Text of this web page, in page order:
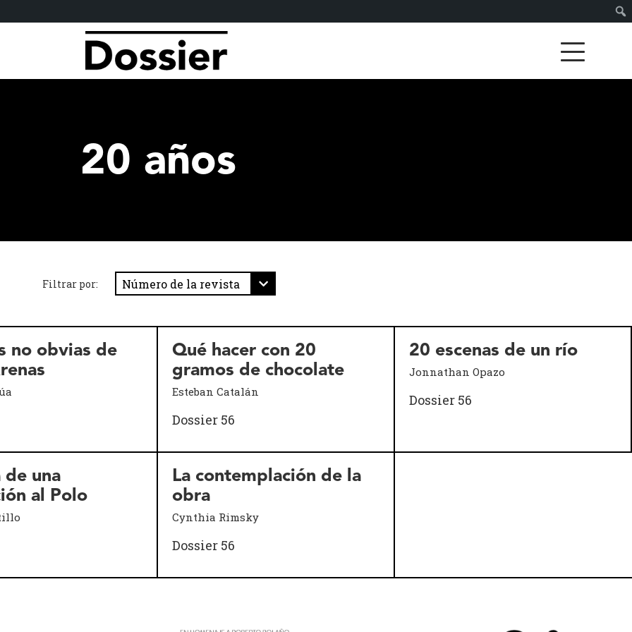
20 años
Filtrar por:
no obvias de
Qué hacer con 20
gramos de chocolate
Esteban Catalán
Dossier 56
20 escenas de un río
Jonnathan Opazo
Dossier 56
una
al Polo
La contemplación de la
obra
Cynthia Rimsky
Dossier 56